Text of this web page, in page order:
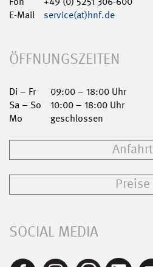
E-Mail
service(at)hnf.de
ÖFFNUNGSZEITEN
Di – Fr
09:00 – 18:00 Uhr
Sa – So
10:00 – 18:00 Uhr
Mo
geschlossen
Anfahrt
Preise
SOCIAL MEDIA